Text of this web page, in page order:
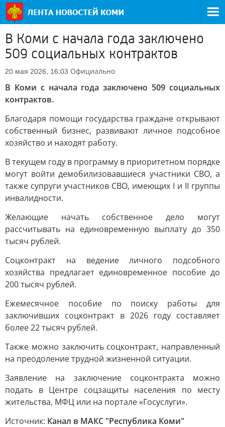
В Коми с начала года заключено
509 социальных контрактов
20 мая 2026, 16:03 Официально
В Коми с начала года заключено 509 социальных
контрактов.
Благодаря помощи государства граждане открывают
собственный бизнес, развивают личное подсобное
хозяйство и находят работу.
В текущем году в программу в приоритетном порядке
могут войти демобилизовавшиеся участники СВО, а
также супруги участников СВО, имеющих I и II группы
инвалидности.
Желающие начать собственное дело могут
рассчитывать на единовременную выплату до 350
тысяч рублей.
Соцконтракт на ведение личного подсобного
хозяйства предлагает единовременное пособие до
200 тысяч рублей.
Ежемесячное пособие по поиску работы для
заключивших соцконтракт в 2026 году составляет
более 22 тысяч рублей.
Также можно заключить соцконтракт, направленный
на преодоление трудной жизненной ситуации.
Заявление на заключение соцконтракта можно
подать в Центре соцзащиты населения по месту
жительства, МФЦ или на портале «Госуслуги».
Источник: Канал в МАКС "Республика Коми"